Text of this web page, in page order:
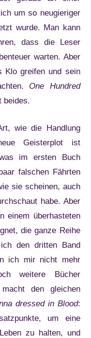
um so neugieriger
wurde. Man kann
dass die Leser
warten. Aber
Klo greifen und sein
One Hundred
beides.
wie die Handlung
Geisterplot ist
im ersten Buch
falschen Fährten
sie scheinen, auch
habe. Aber
einem überhasteten
die ganze Reihe
den dritten Band
ich mir nicht mehr
weitere Bücher
den gleichen
dressed in Blood:
um eine
zu halten, und